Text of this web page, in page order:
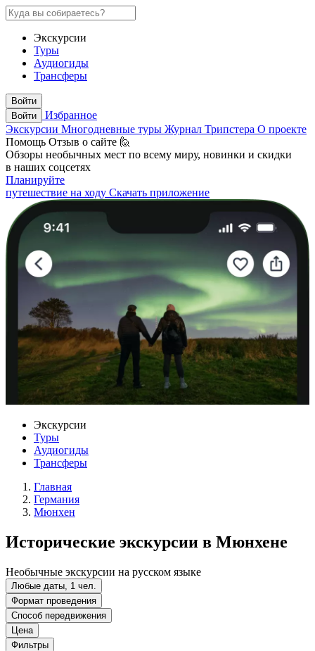
Экскурсии
Туры
Аудиогиды
Трансферы
Войти
Войти
Избранное
Экскурсии Многодневные туры Журнал Трипстера О проекте
Помощь Отзыв о сайте 🙋
Обзоры необычных мест по всему миру, новинки и скидки
в наших соцсетях
Планируйте
путешествие на ходу Скачать приложение
Экскурсии
Туры
Аудиогиды
Трансферы
Главная
Германия
Мюнхен
Исторические экскурсии в Мюнхене
Необычные экскурсии на русском языке
Любые даты, 1 чел.
Формат проведения
Способ передвижения
Цена
Фильтры